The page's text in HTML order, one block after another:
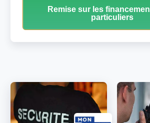
Remise sur les
particuliers